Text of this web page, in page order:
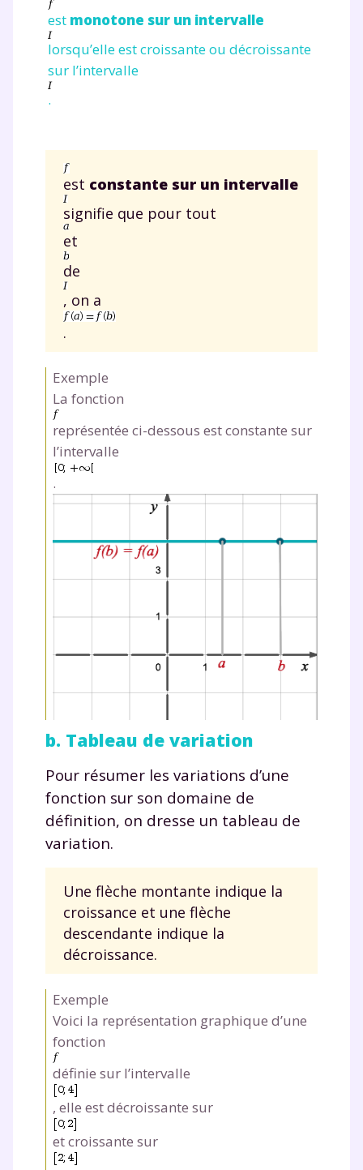
est monotone sur un intervalle
lorsqu’elle est croissante ou décroissante
sur l’intervalle
.
est constante sur un intervalle
signifie que pour tout
et
de
, on a
.
Exemple
La fonction
représentée ci-dessous est constante sur
l’intervalle
.
b. Tableau de variation
Pour résumer les variations d’une
fonction sur son domaine de
définition, on dresse un tableau de
variation.
Une flèche montante indique la
croissance et une flèche
descendante indique la
décroissance.
Exemple
Voici la représentation graphique d’une
fonction
définie sur l’intervalle
, elle est décroissante sur
et croissante sur
Fermer
Envie de progresser
et de réussir votre
Testez gratuitement
pendant 24h notre
plateforme de soutien
scolaire !
Fiches de cours et vidéos
corrigés
Unespace dédié aux parents
suivre les progrès